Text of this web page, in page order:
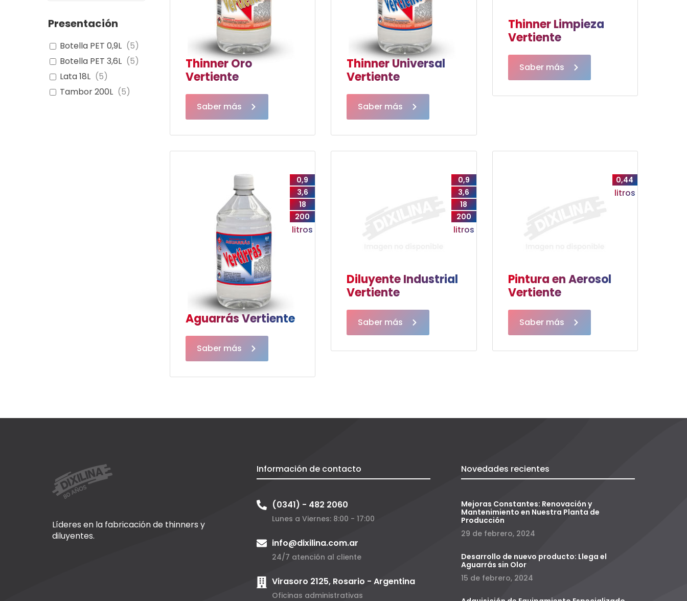
Presentación
Botella PET 0,9L (5)
Botella PET 3,6L (5)
Lata 18L (5)
Tambor 200L (5)
Thinner Oro
Vertiente
Saber más
Thinner Universal
Vertiente
Saber más
Thinner Limpieza
Vertiente
Saber más
0,9
3,6
18
200
litros
Aguarrás Vertiente
Saber más
0,9
3,6
18
200
litros
Diluyente Industrial
Vertiente
Saber más
0,44
litros
Pintura en Aerosol
Vertiente
Saber más
Líderes en la fabricación de thinners y
diluyentes.
Información de contacto
(0341) - 482 2060
Lunes a Viernes: 8:00 - 17:00
info@dixilina.com.ar
24/7 atención al cliente
Virasoro 2125, Rosario - Argentina
Oficinas administrativas
Novedades recientes
Mejoras Constantes: Renovación y
Mantenimiento en Nuestra Planta de
Producción
29 de febrero, 2024
Desarrollo de nuevo producto: Llega el
Aguarrás sin Olor
15 de febrero, 2024